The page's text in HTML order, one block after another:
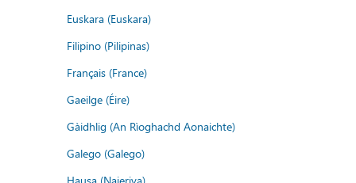
Euskara (Euskara)
Filipino (Pilipinas)
Français (France)
Gaeilge (Éire)
Gàidhlig (An Rìoghachd Aonaichte)
Galego (Galego)
Hausa (Najeriya)